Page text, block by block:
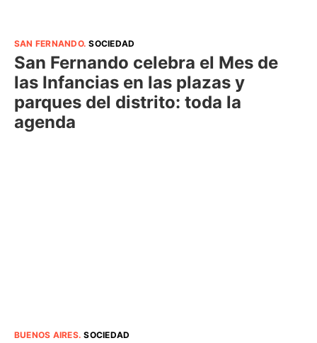
SAN FERNANDO.SOCIEDAD
San Fernando celebra el Mes de
las Infancias en las plazas y
parques del distrito: toda la
agenda
BUENOS AIRES.SOCIEDAD